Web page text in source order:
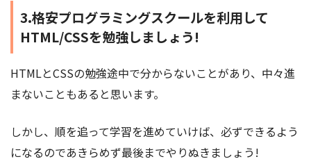
3.格安プログラミングスクールを利用して
HTML/CSSを勉強しましょう!
HTMLとCSSの勉強途中で分からないことがあり、中々進
まないこともあると思います。
しかし、順を追って学習を進めていけば、必ずできるよう
になるのであきらめず最後までやりぬきましょう!